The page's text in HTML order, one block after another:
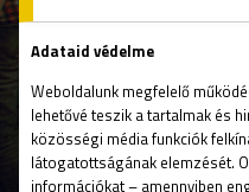
nyomokat,
csapatmunka, mely
szunnyadó